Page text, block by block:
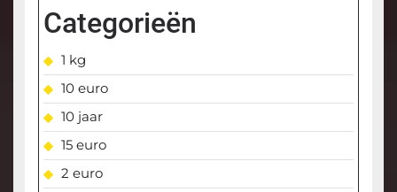
Categorieën
1 kg
10 euro
10 jaar
15 euro
2 euro